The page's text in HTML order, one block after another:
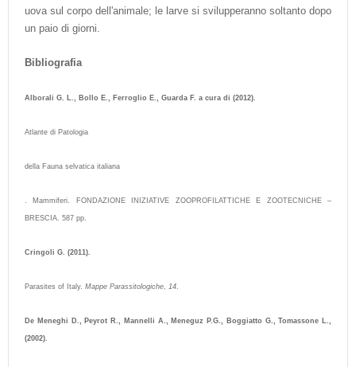
uova sul corpo dell'animale; le larve si svilupperanno soltanto dopo
un paio di giorni.
Bibliografia
Alborali G. L., Bollo E., Ferroglio E., Guarda F. a cura di (2012).
Atlante di Patologia
della Fauna selvatica italiana
. Mammiferi. FONDAZIONE INIZIATIVE ZOOPROFILATTICHE E ZOOTECNICHE –
BRESCIA. 587 pp.
Cringoli G. (2011).
Parasites of Italy. Mappe Parassitologiche 14
De Meneghi D., Peyrot R., Mannelli A., Meneguz P.G., Boggiatto G., Tomassone L.,
(2002).